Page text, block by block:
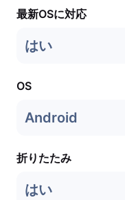
最新OSに対応
はい
OS
Android
折りたたみ
はい